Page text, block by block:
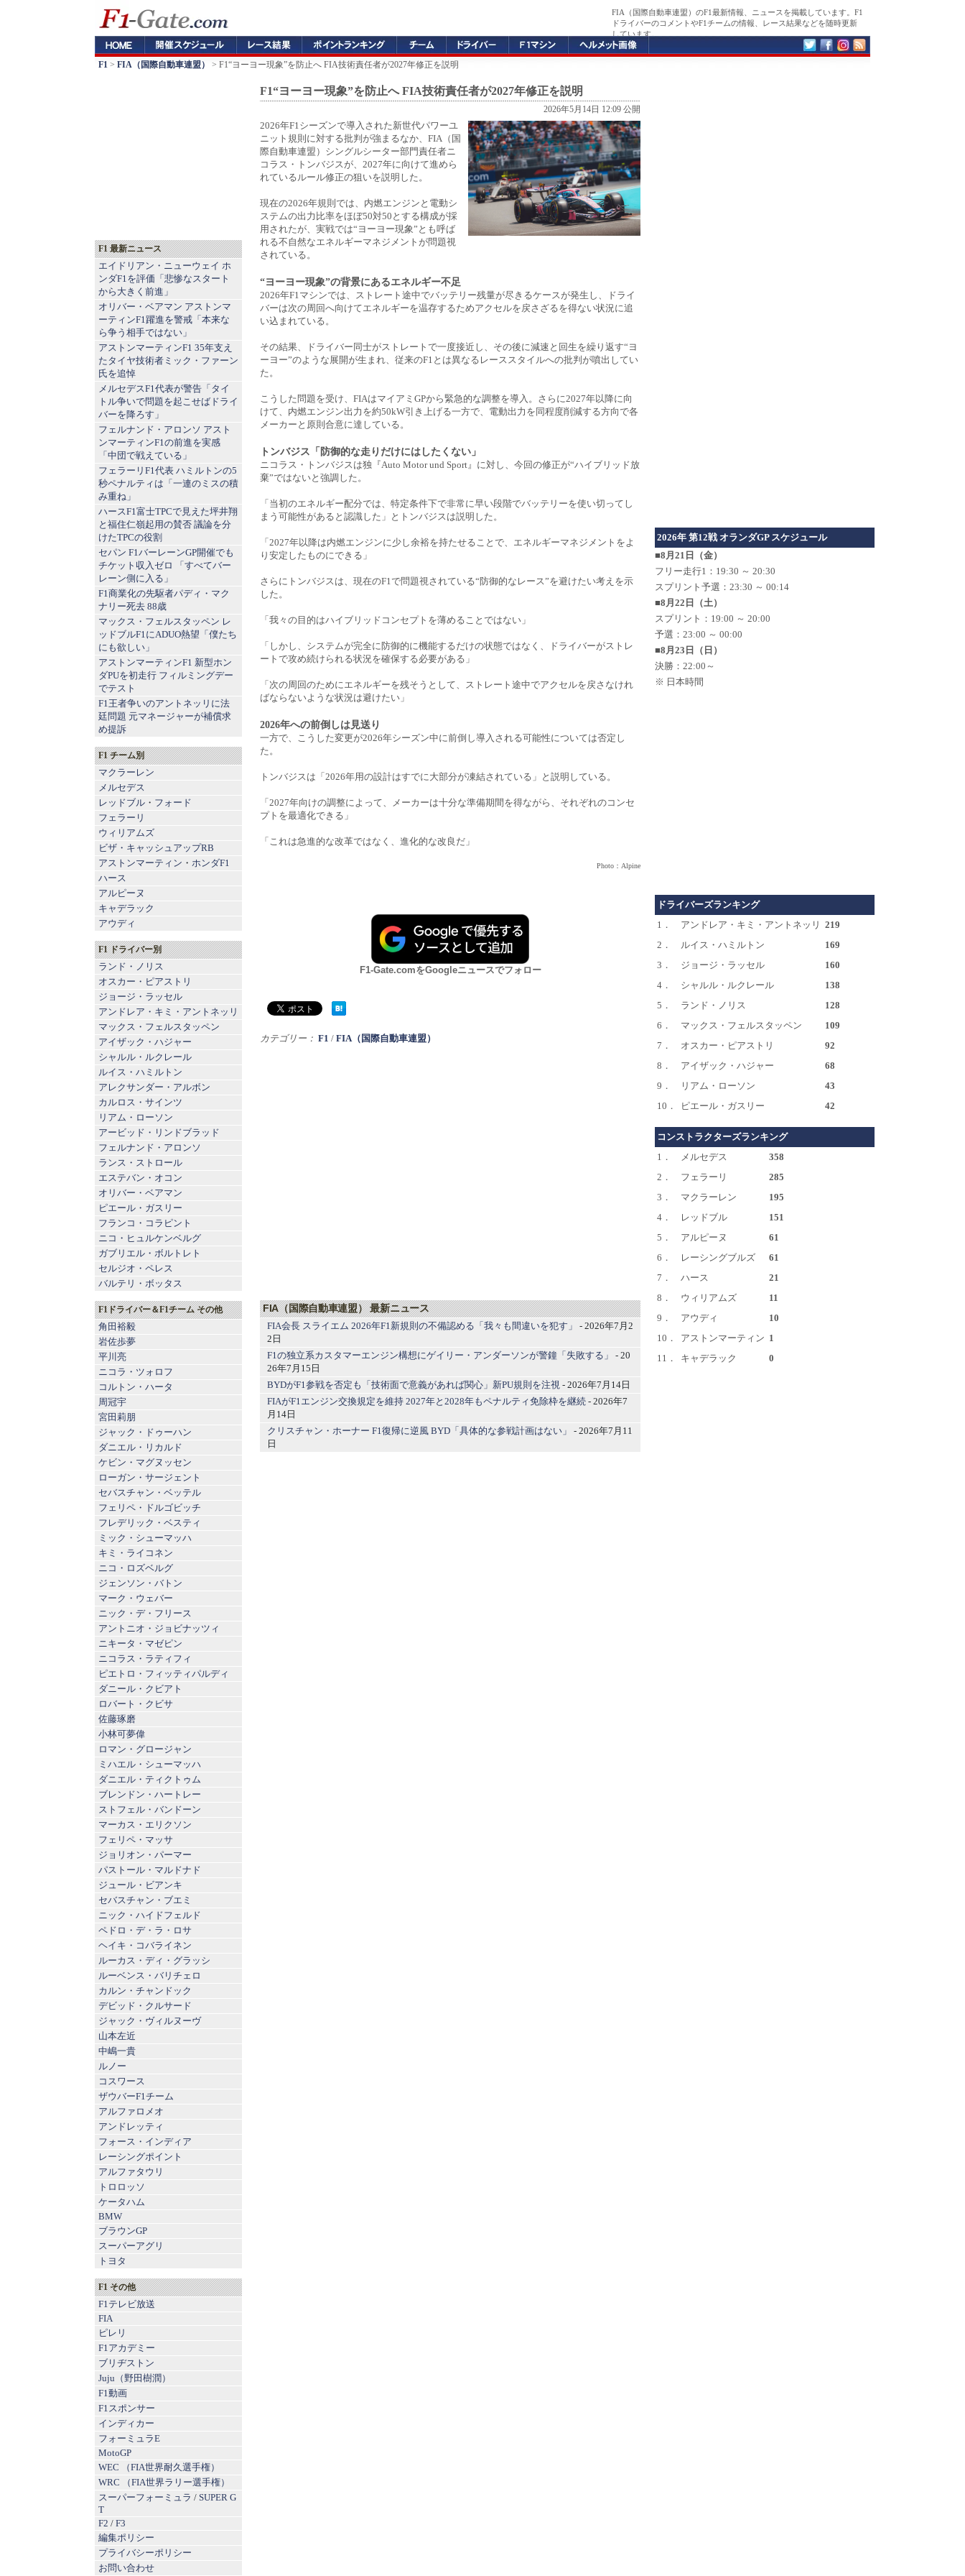
FIA（国際自動車連盟）のF1最新情報、ニュースを掲載しています。F1
ドライバーのコメントやF1チームの情報、レース結果などを随時更新
しています。
F1 > FIA（国際自動車連盟） > F1“ヨーヨー現象”を防止へ FIA技術責任者が2027年修正を説明
F1“ヨーヨー現象”を防止へ FIA技術責任者が2027年修正を説明
2026年5月14日 12:09 公開
2026年F1シーズンで導入された新世代パワーユ
ニット規則に対する批判が強まるなか、FIA（国
際自動車連盟）シングルシーター部門責任者ニ
コラス・トンバジスが、2027年に向けて進めら
れているルール修正の狙いを説明した。
現在の2026年規則では、内燃エンジンと電動シ
ステムの出力比率をほぼ50対50とする構成が採
用されたが、実戦では“ヨーヨー現象”とも呼ば
れる不自然なエネルギーマネジメントが問題視
されている。
“ヨーヨー現象”の背景にあるエネルギー不足
2026年F1マシンでは、ストレート途中でバッテリー残量が尽きるケースが発生し、ドライ
バーは次の周回へ向けてエネルギーを温存するためアクセルを戻さざるを得ない状況に追
い込まれている。
その結果、ドライバー同士がストレートで一度接近し、その後に減速と回生を繰り返す“ヨ
ーヨー”のような展開が生まれ、従来のF1とは異なるレーススタイルへの批判が噴出してい
た。
こうした問題を受け、FIAはマイアミGPから緊急的な調整を導入。さらに2027年以降に向
けて、内燃エンジン出力を約50kW引き上げる一方で、電動出力を同程度削減する方向で各
メーカーと原則合意に達している。
トンバジス「防御的な走りだけにはしたくない」
ニコラス・トンバジスは独『Auto Motor und Sport』に対し、今回の修正が“ハイブリッド放
棄”ではないと強調した。
「当初のエネルギー配分では、特定条件下で非常に早い段階でバッテリーを使い切ってし
まう可能性があると認識した」とトンバジスは説明した。
「2027年以降は内燃エンジンに少し余裕を持たせることで、エネルギーマネジメントをよ
り安定したものにできる」
さらにトンバジスは、現在のF1で問題視されている“防御的なレース”を避けたい考えを示
した。
「我々の目的はハイブリッドコンセプトを薄めることではない」
「しかし、システムが完全に防御的に機能するだけの状態ではなく、ドライバーがストレ
ートで攻め続けられる状況を確保する必要がある」
「次の周回のためにエネルギーを残そうとして、ストレート途中でアクセルを戻さなけれ
ばならないような状況は避けたい」
2026年への前倒しは見送り
一方で、こうした変更が2026年シーズン中に前倒し導入される可能性については否定し
た。
トンバジスは「2026年用の設計はすでに大部分が凍結されている」と説明している。
「2027年向けの調整によって、メーカーは十分な準備期間を得ながら、それぞれのコンセ
プトを最適化できる」
「これは急進的な改革ではなく、進化的な改良だ」
Photo：Alpine
F1-Gate.comをGoogleニュースでフォロー
カテゴリー： F1 / FIA（国際自動車連盟）
FIA（国際自動車連盟） 最新ニュース
FIA会長 スライエム 2026年F1新規則の不備認める「我々も間違いを犯す」
- 2026年7月2
2日
F1の独立系カスタマーエンジン構想にゲイリー・アンダーソンが警鐘「失敗する」
- 20
26年7月15日
BYDがF1参戦を否定も「技術面で意義があれば関心」新PU規則を注視 - 2026年7月14日
FIAがF1エンジン交換規定を維持 2027年と2028年もペナルティ免除枠を継続 - 2026年7
月14日
クリスチャン・ホーナー F1復帰に逆風 BYD「具体的な参戦計画はない」
- 2026年7月11
日
F1 最新ニュース
エイドリアン・ニューウェイ ホ
ンダF1を評価「悲惨なスタート
から大きく前進」
オリバー・ベアマン アストンマ
ーティンF1躍進を警戒「本来な
ら争う相手ではない」
アストンマーティンF1 35年支え
たタイヤ技術者ミック・ファーン
氏を追悼
メルセデスF1代表が警告「タイ
トル争いで問題を起こせばドライ
バーを降ろす」
フェルナンド・アロンソ アスト
ンマーティンF1の前進を実感
「中団で戦えている」
フェラーリF1代表 ハミルトンの5
秒ペナルティは「一連のミスの積
み重ね」
ハースF1富士TPCで見えた坪井翔
と福住仁嶺起用の賛否 議論を分
けたTPCの役割
セパン F1バーレーンGP開催でも
チケット収入ゼロ 「すべてバー
レーン側に入る」
F1商業化の先駆者パディ・マク
ナリー死去 88歳
マックス・フェルスタッペン レ
ッドブルF1にADUO熱望「僕たち
にも欲しい」
アストンマーティンF1 新型ホン
ダPUを初走行 フィルミングデー
でテスト
F1王者争いのアントネッリに法
廷問題 元マネージャーが補償求
め提訴
F1 チーム別
マクラーレン
メルセデス
レッドブル ・ フォード
フェラーリ
ウィリアムズ
ビザ・キャッシュアップRB
アストンマーティン ・ ホンダF1
ハース
アルピーヌ
キャデラック
アウディ
F1 ドライバー別
ランド・ノリス
オスカー・ピアストリ
ジョージ・ラッセル
アンドレア・キミ・アントネッリ
マックス・フェルスタッペン
アイザック・ハジャー
シャルル・ルクレール
ルイス・ハミルトン
アレクサンダー・アルボン
カルロス・サインツ
リアム・ローソン
アービッド・リンドブラッド
フェルナンド・アロンソ
ランス・ストロール
エステバン・オコン
オリバー・ベアマン
ピエール・ガスリー
フランコ・コラピント
ニコ・ヒュルケンベルグ
ガブリエル・ボルトレト
セルジオ・ペレス
バルテリ・ボッタス
F1ドライバー＆F1チーム その他
角田裕毅
岩佐歩夢
平川亮
ニコラ・ツォロフ
コルトン・ハータ
周冠宇
宮田莉朋
ジャック・ドゥーハン
ダニエル・リカルド
ケビン・マグヌッセン
ローガン・サージェント
セバスチャン・ベッテル
フェリペ・ドルゴビッチ
フレデリック・ベスティ
ミック・シューマッハ
キミ・ライコネン
ニコ・ロズベルグ
ジェンソン・バトン
マーク・ウェバー
ニック・デ・フリース
アントニオ・ジョビナッツィ
ニキータ・マゼピン
ニコラス・ラティフィ
ピエトロ・フィッティパルディ
ダニール・クビアト
ロバート・クビサ
佐藤琢磨
小林可夢偉
ロマン・グロージャン
ミハエル・シューマッハ
ダニエル・ティクトゥム
ブレンドン・ハートレー
ストフェル・バンドーン
マーカス・エリクソン
フェリペ・マッサ
ジョリオン・パーマー
パストール・マルドナド
ジュール・ビアンキ
セバスチャン・ブエミ
ニック・ハイドフェルド
ペドロ・デ・ラ・ロサ
ヘイキ・コバライネン
ルーカス・ディ・グラッシ
ルーベンス・バリチェロ
カルン・チャンドック
デビッド・クルサード
ジャック・ヴィルヌーヴ
山本左近
中嶋一貴
ルノー
コスワース
ザウバーF1チーム
アルファロメオ
アンドレッティ
フォース・インディア
レーシングポイント
アルファタウリ
トロロッソ
ケータハム
BMW
ブラウンGP
スーパーアグリ
トヨタ
F1 その他
F1テレビ放送
FIA
ピレリ
F1アカデミー
ブリヂストン
Juju（野田樹潤）
F1動画
F1スポンサー
インディカー
フォーミュラE
MotoGP
WEC （FIA世界耐久選手権）
WRC （FIA世界ラリー選手権）
スーパーフォーミュラ / SUPER G
T
F2 / F3
編集ポリシー
プライバシーポリシー
お問い合わせ
2026年 第12戦 オランダGP スケジュール
■8月21日（金）
フリー走行1：19:30 ～ 20:30
スプリント予選：23:30 ～ 00:14
■8月22日（土）
スプリント：19:00 ～ 20:00
予選：23:00 ～ 00:00
■8月23日（日）
決勝：22:00～
※ 日本時間
ドライバーズランキング
1．
アンドレア・キミ・アントネッリ 219
2．
ルイス・ハミルトン
169
3．
ジョージ・ラッセル
160
4．
シャルル・ルクレール
138
5．
ランド・ノリス
128
6．
マックス・フェルスタッペン
109
7．
オスカー・ピアストリ
92
8．
アイザック・ハジャー
68
9．
リアム・ローソン
43
10．
ピエール・ガスリー 42
コンストラクターズランキング
1．
メルセデス
358
2．
フェラーリ
285
3．
マクラーレン
195
4．
レッドブル
151
5．
アルピーヌ
61
6．
レーシングブルズ
61
7．
ハース
21
8．
ウィリアムズ
11
9．
アウディ
10
10．
アストンマーティン 1
11．
キャデラック 0